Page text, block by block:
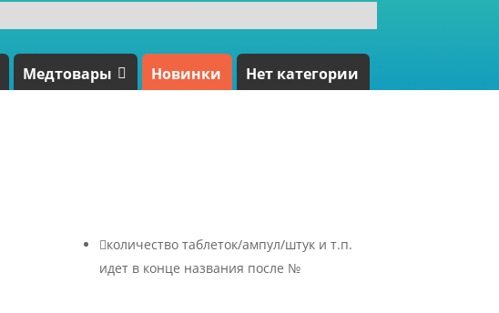
Медтовары Новинки Нет категории
количество таблеток/ампул/штук и т.п.
идет в конце названия после №